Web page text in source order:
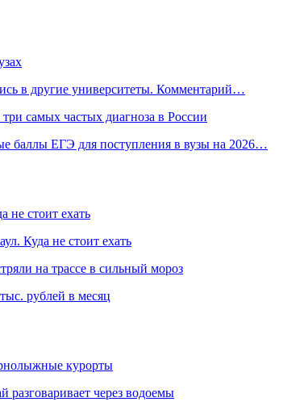
в другие университеты. Комментарий…
самых частых диагноза в России
баллы ЕГЭ для поступления в вузы на 2026…
не стоит ехать
Куда не стоит ехать
на трассе в сильный мороз
рублей в месяц
курорты
разговаривает через водоемы